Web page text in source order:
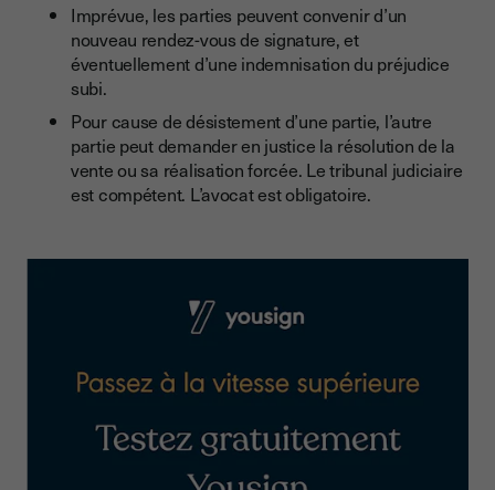
Imprévue, les parties peuvent convenir d’un
nouveau rendez-vous de signature, et
éventuellement d’une indemnisation du préjudice
subi.
Pour cause de désistement d’une partie, l’autre
partie peut demander en justice la résolution de la
vente ou sa réalisation forcée. Le tribunal judiciaire
est compétent. L’avocat est obligatoire.